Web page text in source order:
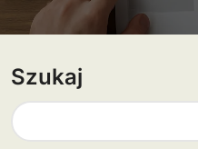
Szukaj